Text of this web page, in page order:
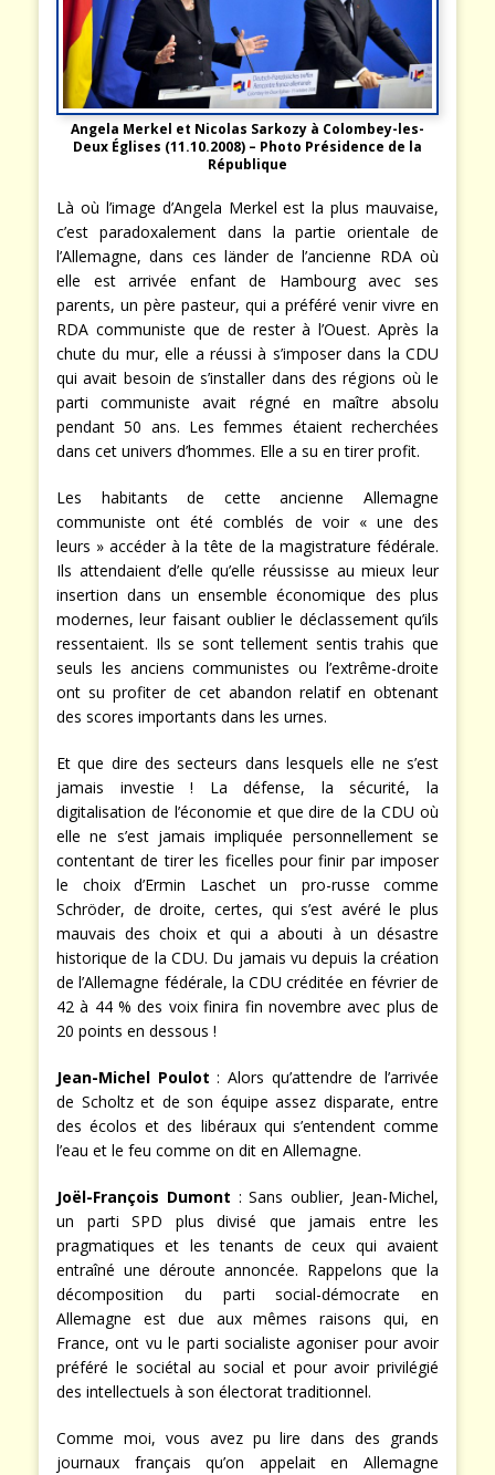
Angela Merkel et Nicolas Sarkozy à Colombey-les-
Deux Églises (11.10.2008) – Photo Présidence de la
République
Là où l’image d’Angela Merkel est la plus mauvaise,
c’est paradoxalement dans la partie orientale de
l’Allemagne, dans ces länder de l’ancienne RDA où
elle est arrivée enfant de Hambourg avec ses
parents, un père pasteur, qui a préféré venir vivre en
RDA communiste que de rester à l’Ouest. Après la
chute du mur, elle a réussi à s’imposer dans la CDU
qui avait besoin de s’installer dans des régions où le
parti communiste avait régné en maître absolu
pendant 50 ans. Les femmes étaient recherchées
dans cet univers d’hommes. Elle a su en tirer profit.
Les habitants de cette ancienne Allemagne
communiste ont été comblés de voir « une des
leurs » accéder à la tête de la magistrature fédérale.
Ils attendaient d’elle qu’elle réussisse au mieux leur
insertion dans un ensemble économique des plus
modernes, leur faisant oublier le déclassement qu’ils
ressentaient. Ils se sont tellement sentis trahis que
seuls les anciens communistes ou l’extrême-droite
ont su profiter de cet abandon relatif en obtenant
des scores importants dans les urnes.
Et que dire des secteurs dans lesquels elle ne s’est
jamais investie ! La défense, la sécurité, la
digitalisation de l’économie et que dire de la CDU où
elle ne s’est jamais impliquée personnellement se
contentant de tirer les ficelles pour finir par imposer
le choix d’Ermin Laschet un pro-russe comme
Schröder, de droite, certes, qui s’est avéré le plus
mauvais des choix et qui a abouti à un désastre
historique de la CDU. Du jamais vu depuis la création
de l’Allemagne fédérale, la CDU créditée en février de
42 à 44 % des voix finira fin novembre avec plus de
20 points en dessous !
Jean-Michel Poulot : Alors qu’attendre de l’arrivée
de Scholtz et de son équipe assez disparate, entre
des écolos et des libéraux qui s’entendent comme
l’eau et le feu comme on dit en Allemagne.
Joël-François Dumont : Sans oublier, Jean-Michel,
un parti SPD plus divisé que jamais entre les
pragmatiques et les tenants de ceux qui avaient
entraîné une déroute annoncée. Rappelons que la
décomposition du parti social-démocrate en
Allemagne est due aux mêmes raisons qui, en
France, ont vu le parti socialiste agoniser pour avoir
préféré le sociétal au social et pour avoir privilégié
des intellectuels à son électorat traditionnel.
Comme moi, vous avez pu lire dans des grands
journaux français qu’on appelait en Allemagne